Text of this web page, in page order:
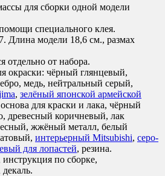
для сборки одной модели
специального клея.
Длина модели 18,6 см., размах
отдельно от набора.
окраски: чёрный глянцевый,
медь, нейтральный серый,
, зелёный японской армейской
основа для краски и лака, чёрный
древесный коричневый, лак
жжёный металл, белый
интерьерный Mitsubishi, серо-
для лопастей, резина.
инструкция по сборке,